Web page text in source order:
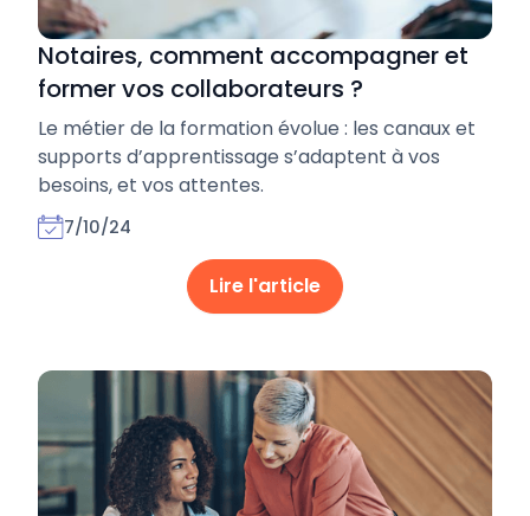
Notaires, comment accompagner et
former vos collaborateurs ?
Le métier de la formation évolue : les canaux et
supports d’apprentissage s’adaptent à vos
besoins, et vos attentes.
7/10/24
Lire l'article